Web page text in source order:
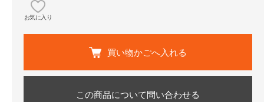
お気に入り
買い物かごへ入れる
この商品について問い合わせる